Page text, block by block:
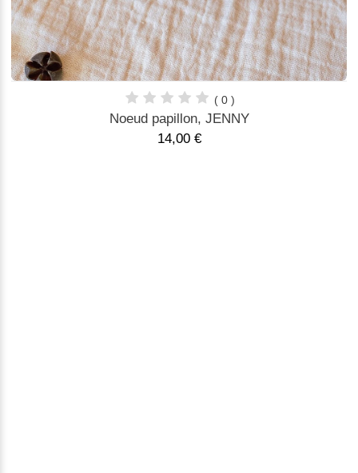
( 0 )
Noeud papillon, JENNY
14,00 €